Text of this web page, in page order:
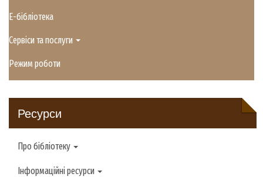
E-бібліотека
Сервіси та послуги
Режим роботи
Ресурси
Про бібліотеку
Інформаційні ресурси